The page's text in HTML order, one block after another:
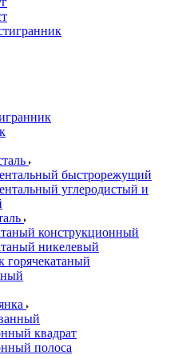
быстрорежущий
углеродистый и
конструкционный
никелевый
горячекатаный
квадрат
полоса